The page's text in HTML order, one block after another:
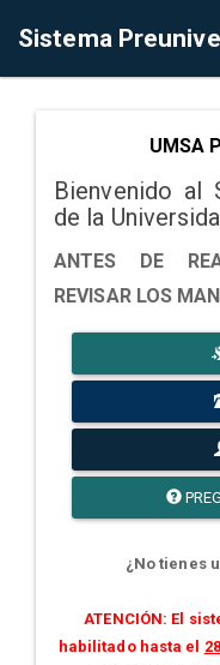
Sistema
UMSA
Bienvenido al
de la
ANTES DE
REVISAR LOS
¿No tienes
ATENCIÓN: El
habilitado hasta el